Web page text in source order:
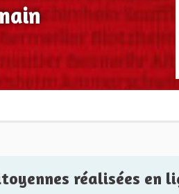
réalisées en